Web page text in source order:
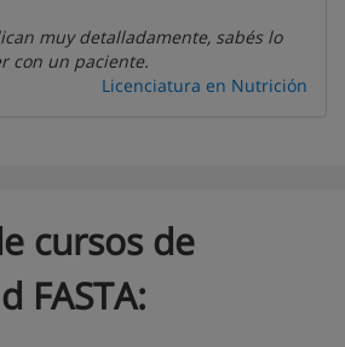
muy detalladamente, sabés lo
con un paciente.
Licenciatura en Nutrición
cursos de
FASTA: